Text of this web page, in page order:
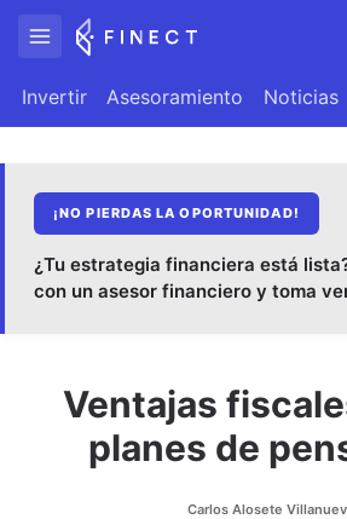
Invertir Asesoramiento Noticias
¡NO PIERDAS LA OPORTUNIDAD!
¿Tu estrategia financiera está
con un asesor financiero y toma
Ventajas
planes de
Carlos Alosete